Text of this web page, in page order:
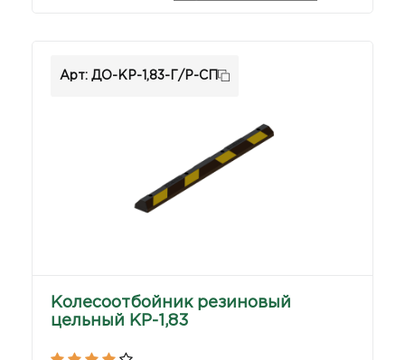
Арт: ДО-КР-1,83-Г/Р-СП
Колесоотбойник резиновый
цельный КР-1,83